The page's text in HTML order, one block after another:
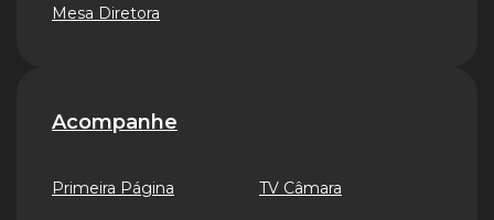
Mesa Diretora
Acompanhe
Primeira Página TV Câmara